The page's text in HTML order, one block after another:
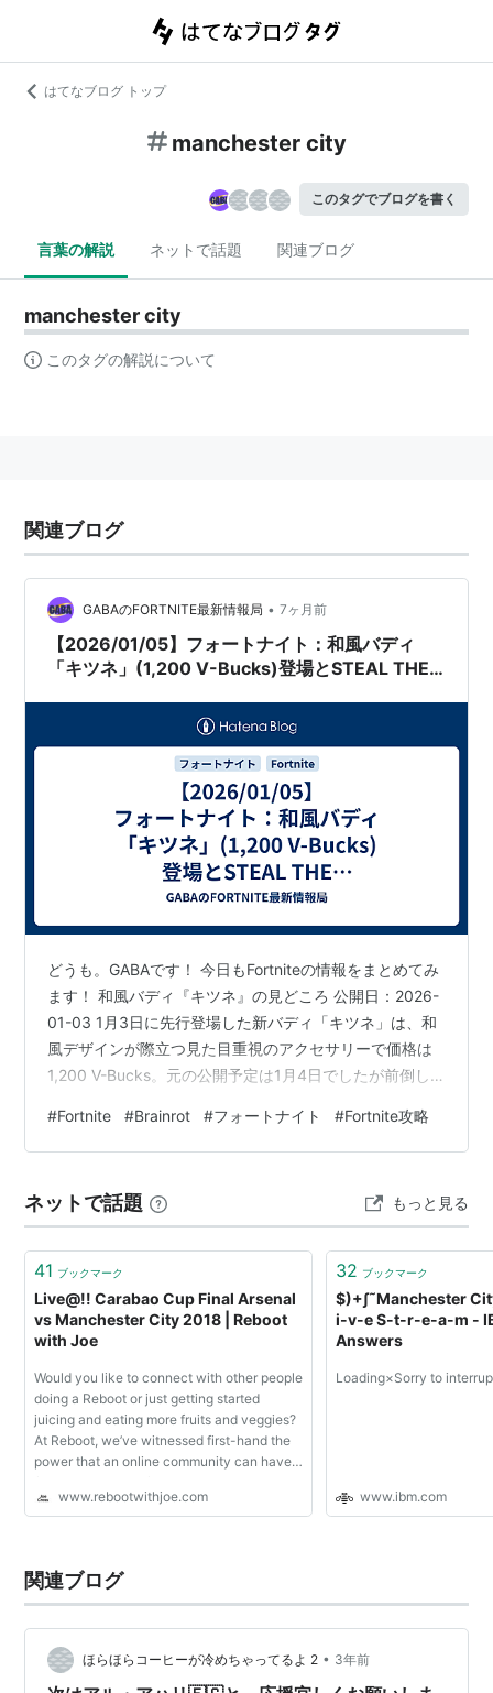
はてなブログ トップ
manchester city
このタグでブログを書く
言葉の解説 ネットで話題 関連ブログ
manchester city
このタグの解説について
関連ブログ
GABAのFORTNITE最新情報局 • 7ヶ月前
【2026/01/05】フォートナイト：和風バディ
「キツネ」(1,200 V-Bucks)登場とSTEAL THE
どうも。GABAです！ 今日もFortniteの情報をまとめてみ
ます！ 和風バディ『キツネ』の見どころ 公開日：2026-
01-03 1月3日に先行登場した新バディ「キツネ」は、和
風デザインが際立つ見た目重視のアクセサリーで価格は
1,200 V-Bucks。元の公開予定は1月4日でしたが前倒し
価値がありますし、期間限定の可能性が高いので購入を
検討するなら早めのチェックをおすすめします。購入時
せを確認し、V-Bucksの残高管理を忘れないことです。
【フォートナイト】今日のアイテムショップに新たな…
#Fortnite #Brainrot #フォートナイト #Fortnite攻略
ネットで話題 もっと見る
41 ブックマーク
Live@!! Carabao Cup Final Arsenal
vs Manchester City 2018 | Reboot
with Joe
Would you like to connect with other people
doing a Reboot or just getting started
juicing and eating more fruits and veggies?
At Reboot, we’ve witnessed first-hand the
power that an online community can have
Looking for a community of like-minded
www.rebootwithjoe.com
32 ブックマーク
$)+∫˜Manchester
i-v-e S-t-r-e-a-m -
Answers
Loading×Sorry to
www.ibm.com
関連ブログ
ほらほらコーヒーが冷めちゃってるよ 2 • 3年前